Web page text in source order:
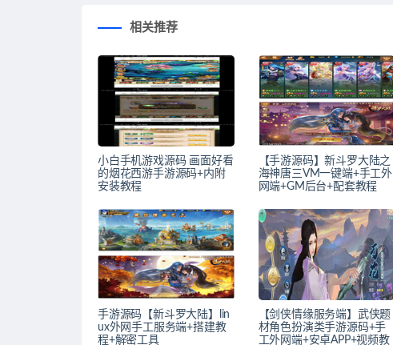
相关推荐
小白手机游戏源码 画面好看
的烟花西游手游源码+内附
安装教程
【手游源码】新斗罗大陆之
海神唐三VM一键端+手工外
网端+GM后台+配套教程
手游源码【新斗罗大陆】lin
ux外网手工服务端+搭建教
程+解密工具
【剑侠情缘服务端】武侠题
材角色扮演类手游源码+手
工外网端+安卓APP+视频教